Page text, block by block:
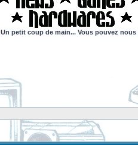
Un petit coup de main... Vous pouvez